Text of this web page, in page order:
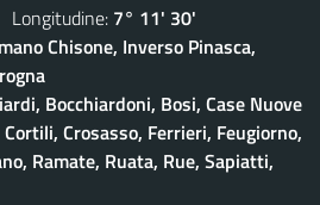
Longitudine: 7° 11' 30'
Chisone, Inverso Pinasca,
Bocchiardoni, Bosi, Case Nuove
Crosasso, Ferrieri, Feugiorno,
Ramate, Ruata, Rue, Sapiatti,